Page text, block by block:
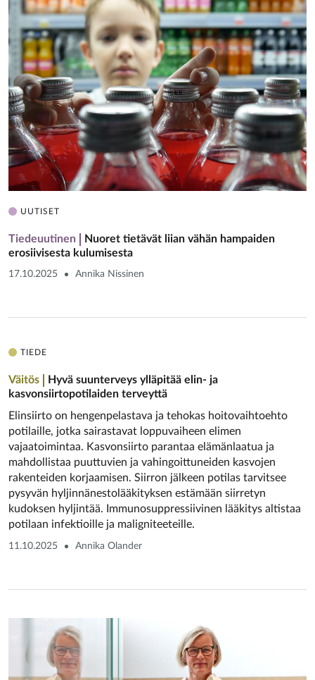
UUTISET
Tiedeuutinen
Nuoret tietävät liian vähän hampaiden
erosiivisesta kulumisesta
17.10.2025 Annika Nissinen
TIEDE
Väitös
Hyvä suunterveys ylläpitää elin- ja
kasvonsiirtopotilaiden terveyttä
Elinsiirto on hengenpelastava ja tehokas hoitovaihtoehto
potilaille, jotka sairastavat loppuvaiheen elimen
vajaatoimintaa. Kasvonsiirto parantaa elämänlaatua ja
mahdollistaa puuttuvien ja vahingoittuneiden kasvojen
rakenteiden korjaamisen. Siirron jälkeen potilas tarvitsee
pysyvän hyljinnänestolääkityksen estämään siirretyn
kudoksen hyljintää. Immunosuppressiivinen lääkitys altistaa
potilaan infektioille ja maligniteeteille.
11.10.2025 Annika Olander